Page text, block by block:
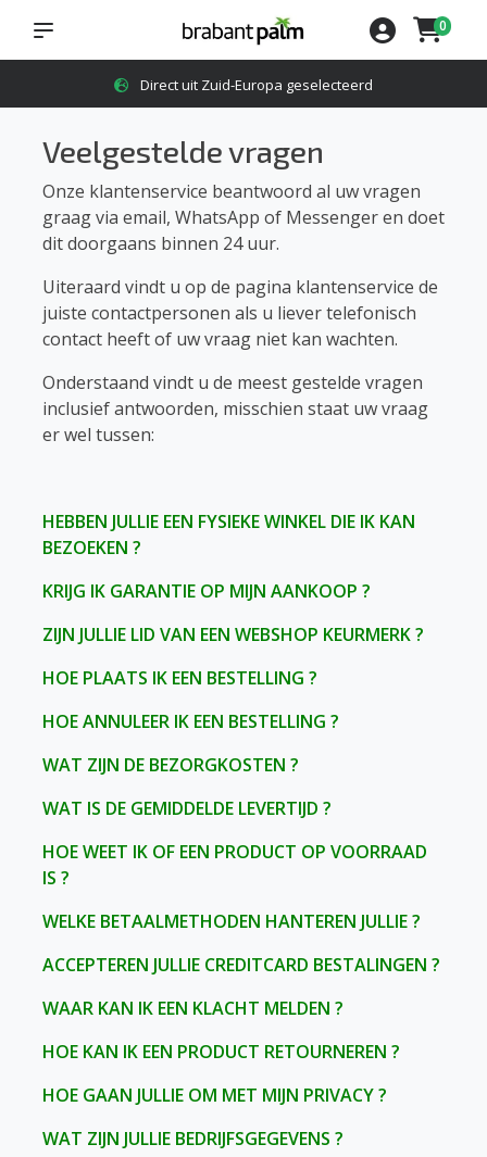
Direct uit Zuid-Europa geselecteerd
0
Veelgestelde vragen
Onze klantenservice beantwoord al uw vragen
graag via email, WhatsApp of Messenger en doet
dit doorgaans binnen 24 uur.
Uiteraard vindt u op de pagina klantenservice de
juiste contactpersonen als u liever telefonisch
contact heeft of uw vraag niet kan wachten.
Onderstaand vindt u de meest gestelde vragen
inclusief antwoorden, misschien staat uw vraag
er wel tussen:
HEBBEN JULLIE EEN FYSIEKE WINKEL DIE IK KAN
BEZOEKEN ?
KRIJG IK GARANTIE OP MIJN AANKOOP ?
ZIJN JULLIE LID VAN EEN WEBSHOP KEURMERK ?
HOE PLAATS IK EEN BESTELLING ?
HOE ANNULEER IK EEN BESTELLING ?
WAT ZIJN DE BEZORGKOSTEN ?
WAT IS DE GEMIDDELDE LEVERTIJD ?
HOE WEET IK OF EEN PRODUCT OP VOORRAAD
IS ?
WELKE BETAALMETHODEN HANTEREN JULLIE ?
ACCEPTEREN JULLIE CREDITCARD BESTALINGEN ?
WAAR KAN IK EEN KLACHT MELDEN ?
HOE KAN IK EEN PRODUCT RETOURNEREN ?
HOE GAAN JULLIE OM MET MIJN PRIVACY ?
WAT ZIJN JULLIE BEDRIJFSGEGEVENS ?